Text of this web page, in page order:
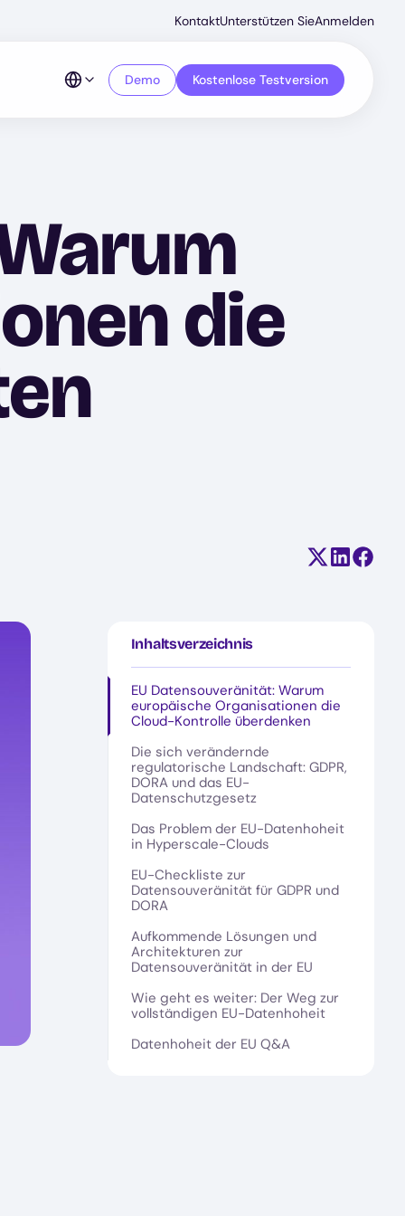
Menu
KontaktUnterstützen SieAnmelden
Demo Kostenlose Testversion
die
Teilen auf
AufAuf
Inhaltsverzeichnis
EU Datensouveränität: Warum
europäische Organisationen die
Cloud-Kontrolle überdenken
Die sich verändernde
regulatorische Landschaft: GDPR,
DORA und das EU-
Datenschutzgesetz
Das Problem der EU-Datenhoheit
in Hyperscale-Clouds
EU-Checkliste zur
Datensouveränität für GDPR und
DORA
Aufkommende Lösungen und
Architekturen zur
Datensouveränität in der EU
Wie geht es weiter: Der Weg zur
vollständigen EU-Datenhoheit
Datenhoheit der EU Q&A